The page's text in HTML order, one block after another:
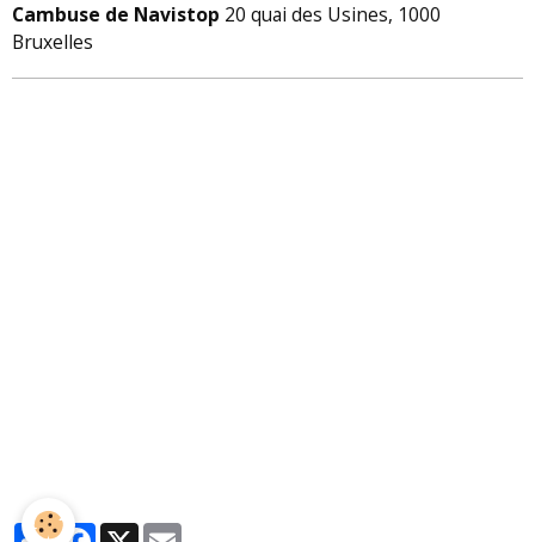
Cambuse de Navistop 20 quai des Usines, 1000
Bruxelles
PartagerFacebook
X